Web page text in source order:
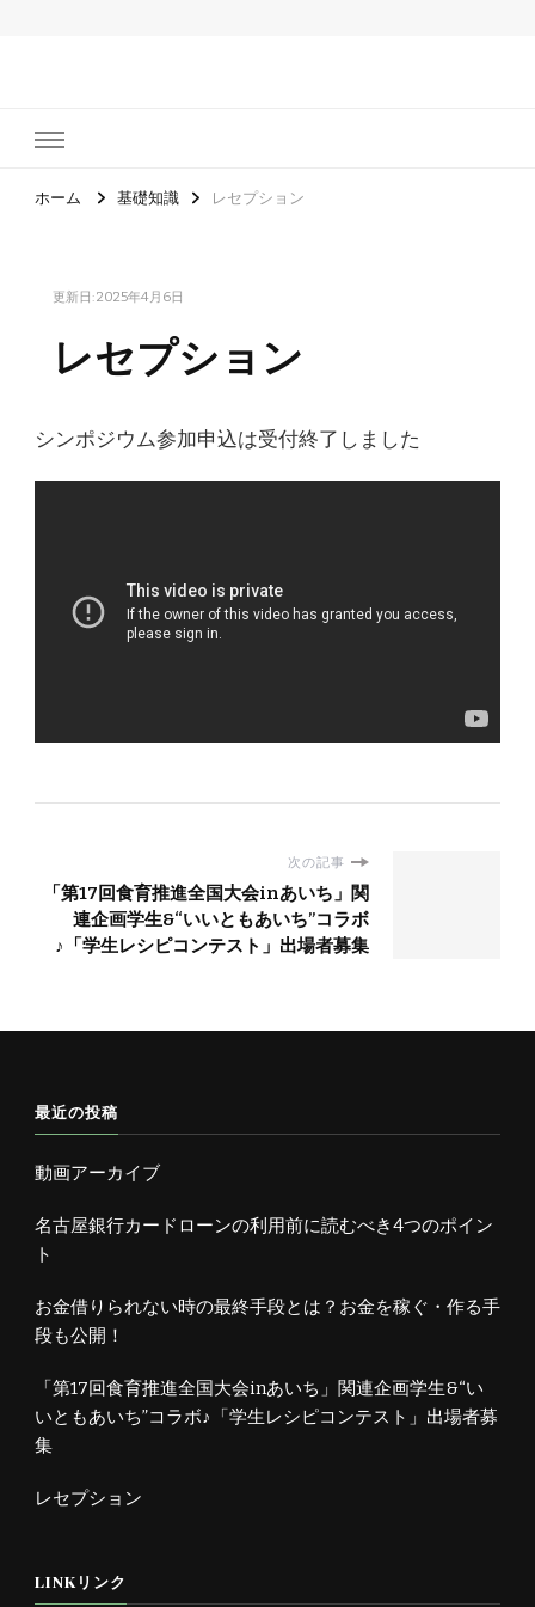
ホーム 基礎知識 レセプション
更新日:2025年4月6日
レセプション
シンポジウム参加申込は受付終了しました
次の記事
「第17回食育推進全国大会inあいち」関
連企画学生&“いいともあいち”コラボ
♪「学生レシピコンテスト」出場者募集
最近の投稿
動画アーカイブ
名古屋銀行カードローンの利用前に読むべき4つのポイン
ト
お金借りられない時の最終手段とは？お金を稼ぐ・作る手
段も公開！
「第17回食育推進全国大会inあいち」関連企画学生&“い
いともあいち”コラボ♪「学生レシピコンテスト」出場者募
集
レセプション
LINKリンク